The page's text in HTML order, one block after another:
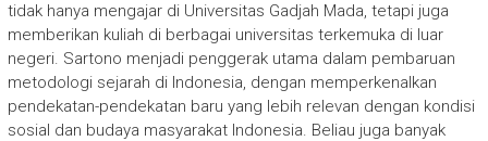
tidak hanya mengajar di Universitas Gadjah Mada, tetapi juga
memberikan kuliah di berbagai universitas terkemuka di luar
negeri. Sartono menjadi penggerak utama dalam pembaruan
metodologi sejarah di Indonesia, dengan memperkenalkan
pendekatan-pendekatan baru yang lebih relevan dengan kondisi
sosial dan budaya masyarakat Indonesia. Beliau juga banyak